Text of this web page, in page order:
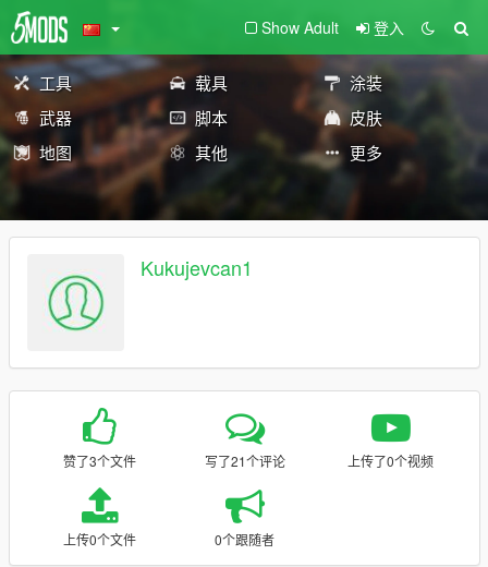
Show Adult 登入
工具 载具
涂装
武器
脚本
皮肤
地图
其他 更多
Kukujevcan1
赞了3个文件 写了21个评论 上传了0个视频
上传0个文件 0个跟随者